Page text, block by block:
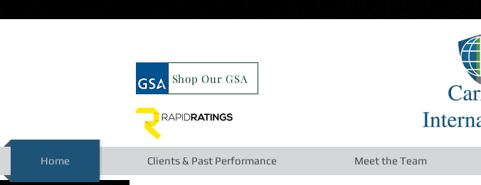
Shop Our GSA
Home Clients & Past Performance Meet the Team